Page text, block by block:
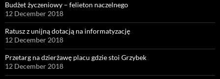
Budżet życzeniowy – felieton naczelnego
12 December 2018
Ratusz z unijną dotacją na informatyzację
12 December 2018
Przetarg na dzierżawę placu gdzie stoi Grzybek
12 December 2018